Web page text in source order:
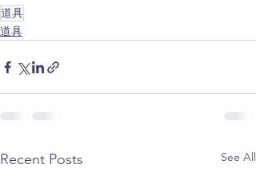
道具
道具
Recent Posts See All